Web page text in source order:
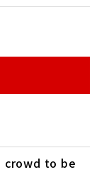
crowd to be